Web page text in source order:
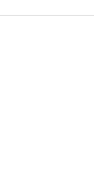
8 300 m²